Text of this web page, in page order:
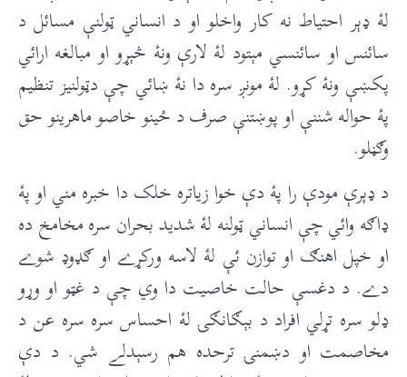
لۀ ډېر احتياط نه کار واخلو او د انساني ټولنې مسائل د
سائنس او سائنسي مېتود لۀ لارې ونۀ څېړو او مبالغه ارائي
پکښې ونۀ کړو. لۀ مونږ سره دا نۀ ښائي چې دټولنيز تنظيم
پۀ حواله شننې او پوښتنې صرف د ځينو خاصو ماهرينو حق
وګڼلو.
د ډېرې مودې را پۀ دې خوا زياتره خلک دا خبره مني او پۀ
ډاګه وائي چې انساني ټولنه لۀ شديد بحران سره مخامخ ده
او خپل اهنګ او توازن ئې لۀ لاسه ورکړے او ګډوډ شوے
دے. د دغسې حالت خاصيت دا وي چې د غټو او وړو
ډلو سره تړلي افراد د بېګانګۍ لۀ احساس سره سره عن د
مخاصمت او دښمنۍ ترحده هم رسېدلے شي. د دې